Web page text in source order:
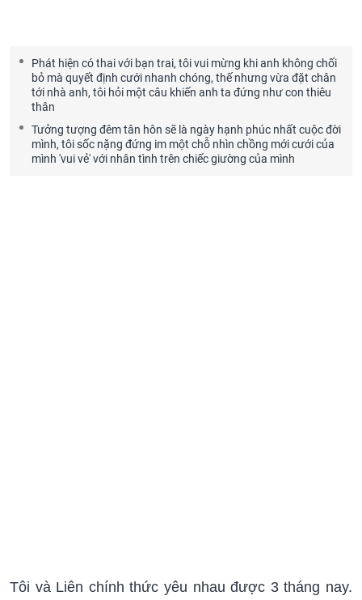
Phát hiện có thai với bạn trai, tôi vui mừng khi anh không chối
bỏ mà quyết định cưới nhanh chóng, thế nhưng vừa đặt chân
tới nhà anh, tôi hỏi một câu khiến anh ta đứng như con thiêu
thân
Tưởng tượng đêm tân hôn sẽ là ngày hạnh phúc nhất cuộc đời
mình, tôi sốc nặng đứng im một chỗ nhìn chồng mới cưới của
mình 'vui vẻ' với nhân tình trên chiếc giường của mình
Tôi và Liên chính thức yêu nhau được 3 tháng nay.